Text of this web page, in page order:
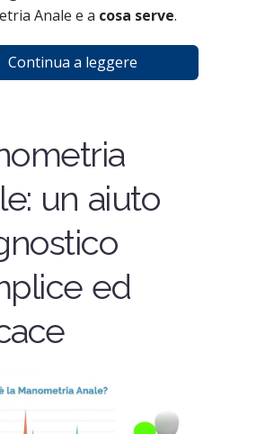
Anale e a cosa serve.
Continua a leggere
un aiuto
ed